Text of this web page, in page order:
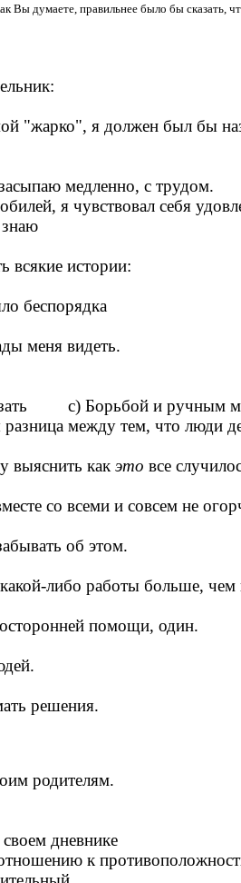
думаете, правильнее было бы сказать,
"жарко", я должен был бы
медленно, с трудом.
я чувствовал себя
всякие истории:
беспорядка
меня видеть.
с) Борьбой и ручным
между тем, что люди
выяснить как это все
со всеми и совсем не
об этом.
либо работы больше,
помощи, один.
решения.
родителям.
дневнике
к